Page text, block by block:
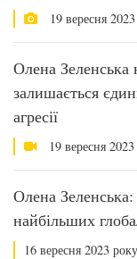
19 вересня
Олена
залишається
агресії
19 вересня
Олена
найбільших
16 вересня 2023